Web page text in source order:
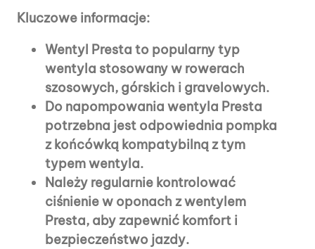
Kluczowe informacje:
Wentyl Presta to popularny typ
wentyla stosowany w rowerach
szosowych, górskich i gravelowych.
Do napompowania wentyla Presta
potrzebna jest odpowiednia pompka
z końcówką kompatybilną z tym
typem wentyla.
Należy regularnie kontrolować
ciśnienie w oponach z wentylem
Presta, aby zapewnić komfort i
bezpieczeństwo jazdy.